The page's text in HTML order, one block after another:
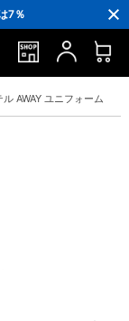
7％
プレゼント！
ゼント！
AWAY ユニフォーム